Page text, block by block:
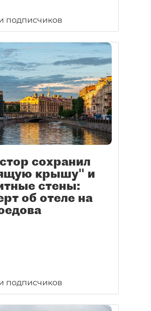
подписчиков
сохранил
крышу" и
стены:
об отеле на
подписчиков